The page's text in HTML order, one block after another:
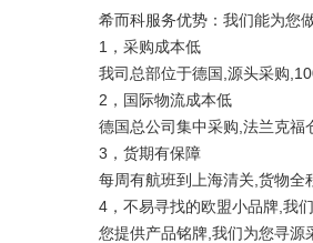
希而科服务优势：我们能为您
1，采购成本低
我司总部位于德国,源头采购
2，国际物流成本低
德国总公司集中采购,法兰克
3，货期有保障
每周有航班到上海清关,货物全
4，不易寻找的欧盟小品牌,我
您提供产品铭牌,我们为您寻源